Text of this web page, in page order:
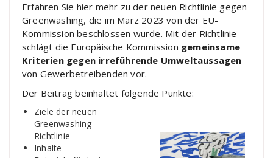
Erfahren Sie hier mehr zu der neuen Richtlinie gegen
Greenwashing, die im März 2023 von der EU-
Kommission beschlossen wurde. Mit der Richtlinie
schlägt die Europäische Kommission gemeinsame
Kriterien gegen irreführende Umweltaussagen
von Gewerbetreibenden vor.
Der Beitrag beinhaltet folgende Punkte:
Ziele der neuen
Greenwashing –
Richtlinie
Inhalte